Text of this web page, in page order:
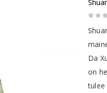
0%
Da
on
tulee